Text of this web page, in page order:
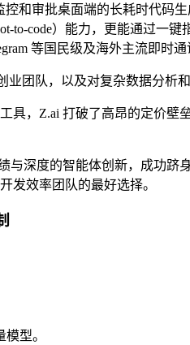
和审批桌面端的长耗时代码
to-code）能力，更能通过一
等国民级及海外主流即时
团队，以及对复杂数据分析
具，Z.ai 打破了高昂的定价
与深度的智能体创新，成功
发效率团队的最好选择。
型。